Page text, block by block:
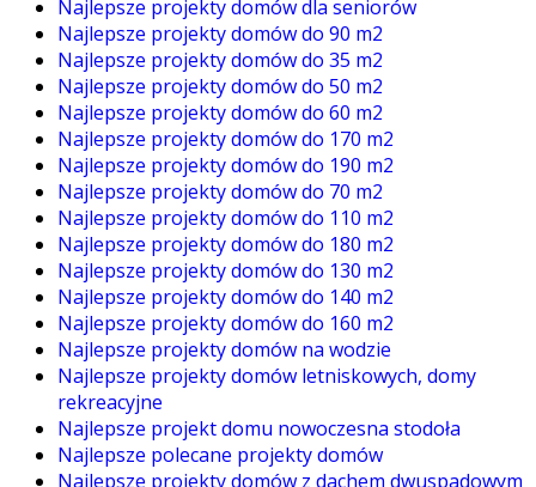
Najlepsze projekty domów dla seniorów
Najlepsze projekty domów do 90 m2
Najlepsze projekty domów do 35 m2
Najlepsze projekty domów do 50 m2
Najlepsze projekty domów do 60 m2
Najlepsze projekty domów do 170 m2
Najlepsze projekty domów do 190 m2
Najlepsze projekty domów do 70 m2
Najlepsze projekty domów do 110 m2
Najlepsze projekty domów do 180 m2
Najlepsze projekty domów do 130 m2
Najlepsze projekty domów do 140 m2
Najlepsze projekty domów do 160 m2
Najlepsze projekty domów na wodzie
Najlepsze projekty domów letniskowych, domy
rekreacyjne
Najlepsze projekt domu nowoczesna stodoła
Najlepsze polecane projekty domów
Najlepsze projekty domów z dachem dwuspadowym